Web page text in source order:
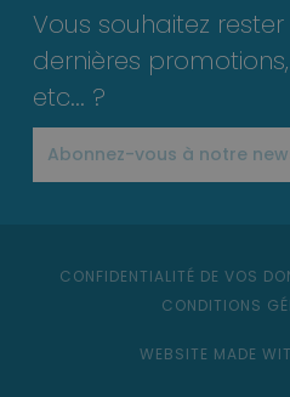
Vous souhaitez
dernières
etc... ?
CONFIDENTIALITÉ DE VOS
CONDITIONS
WEBSITE MADE